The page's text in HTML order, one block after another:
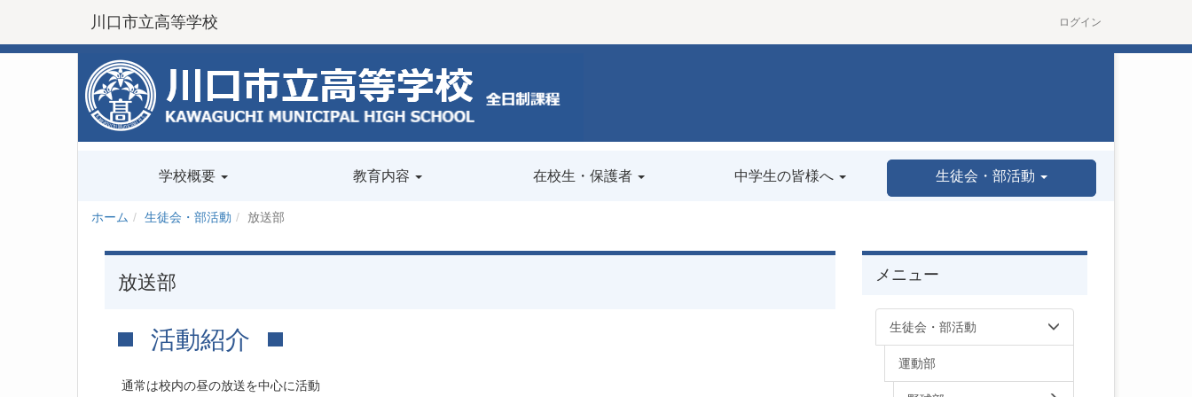
川口市立高等学校 ログイン
学校概要 教育内容 在校生・保護者 中学生の皆様へ 生徒会・部活動
ホーム 生徒会・部活動 放送部
放送部
活動紹介
通常は校内の昼の放送を中心に活動
メニュー
生徒会・部活動
運動部